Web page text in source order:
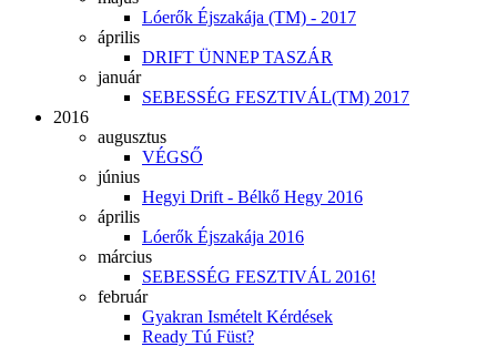
Lóerők Éjszakája (TM) - 2017
április
DRIFT ÜNNEP TASZÁR
január
SEBESSÉG FESZTIVÁL(TM) 2017
2016
augusztus
VÉGSŐ
június
Hegyi Drift - Bélkő Hegy 2016
április
Lóerők Éjszakája 2016
március
SEBESSÉG FESZTIVÁL 2016!
február
Gyakran Ismételt Kérdések
Ready Tú Füst?